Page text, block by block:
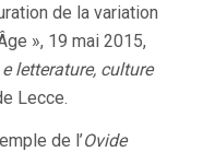
de la variation
», 19 mai 2015,
letterature, culture
Lecce.
de l’Ovide